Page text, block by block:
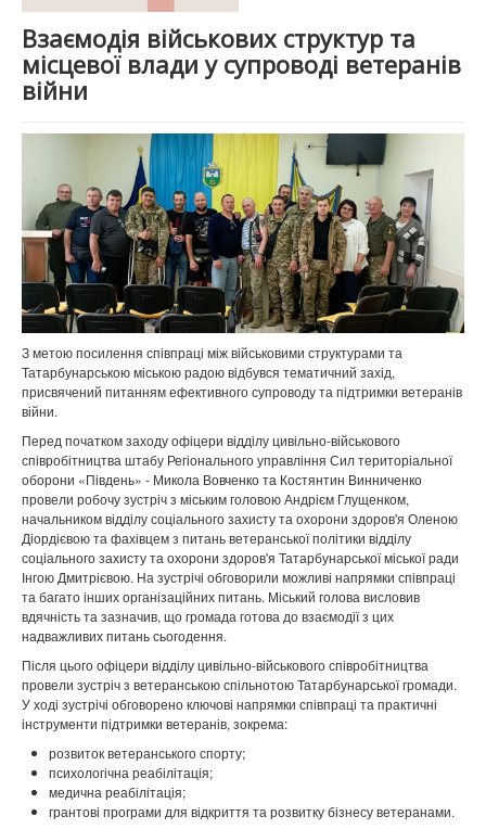
Взаємодія військових структур та
місцевої влади у супроводі ветеранів
війни
З метою посилення співпраці між військовими структурами та
Татарбунарською міською радою відбувся тематичний захід,
присвячений питанням ефективного супроводу та підтримки ветеранів
війни.
Перед початком заходу офіцери відділу цивільно-військового
співробітництва штабу Регіонального управління Сил територіальної
оборони «Південь» - Микола Вовченко та Костянтин Винниченко
провели робочу зустріч з міським головою Андрієм Глущенком,
начальником відділу соціального захисту та охорони здоров'я Оленою
Діордієвою та фахівцем з питань ветеранської політики відділу
соціального захисту та охорони здоров'я Татарбунарської міської ради
Інгою Дмитрієвою. На зустрічі обговорили можливі напрямки співпраці
та багато інших організаційних питань. Міський голова висловив
вдячність та зазначив, що громада готова до взаємодії з цих
надважливих питань сьогодення.
Після цього офіцери відділу цивільно-військового співробітництва
провели зустріч з ветеранською спільнотою Татарбунарської громади.
У ході зустрічі обговорено ключові напрямки співпраці та практичні
інструменти підтримки ветеранів, зокрема:
розвиток ветеранського спорту;
психологічна реабілітація;
медична реабілітація;
грантові програми для відкриття та розвитку бізнесу ветеранами.